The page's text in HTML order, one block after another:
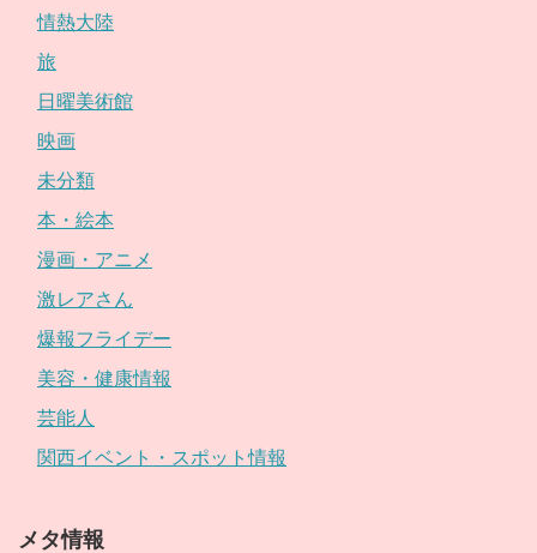
情熱大陸
旅
日曜美術館
映画
未分類
本・絵本
漫画・アニメ
激レアさん
爆報フライデー
美容・健康情報
芸能人
関西イベント・スポット情報
メタ情報